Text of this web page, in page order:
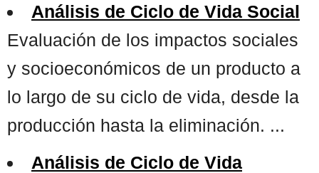
Análisis de Ciclo de Vida Social
Evaluación de los impactos sociales
y socioeconómicos de un producto a
lo largo de su ciclo de vida, desde la
producción hasta la eliminación. ...
Análisis de Ciclo de Vida